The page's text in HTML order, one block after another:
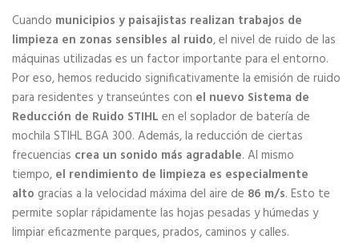
Cuando municipios y paisajistas realizan trabajos de
limpieza en zonas sensibles al ruido, el nivel de ruido de las
máquinas utilizadas es un factor importante para el entorno.
Por eso, hemos reducido significativamente la emisión de ruido
para residentes y transeúntes con el nuevo Sistema de
Reducción de Ruido STIHL en el soplador de batería de
mochila STIHL BGA 300. Además, la reducción de ciertas
frecuencias crea un sonido más agradable. Al mismo
tiempo, el rendimiento de limpieza es especialmente
alto gracias a la velocidad máxima del aire de 86 m/s. Esto te
permite soplar rápidamente las hojas pesadas y húmedas y
limpiar eficazmente parques, prados, caminos y calles.